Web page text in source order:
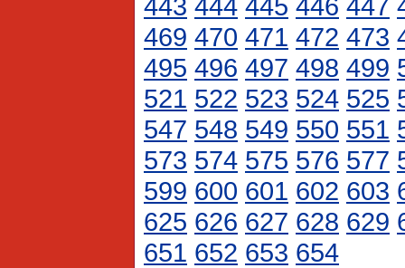
469 470 471 472 473
495 496 497 498 499
521 522 523 524 525
547 548 549 550 551
573 574 575 576 577
599 600 601 602 603
625 626 627 628 629
651 652 653 654